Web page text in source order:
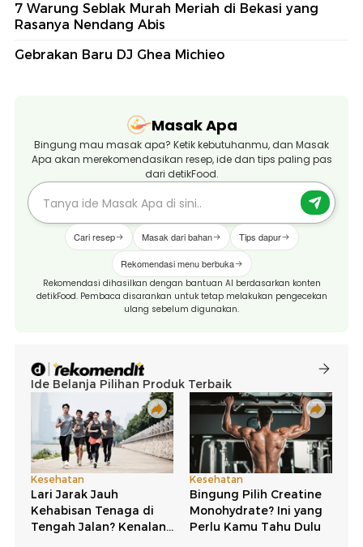
7 Warung Seblak Murah Meriah di Bekasi yang
Rasanya Nendang Abis
Gebrakan Baru DJ Ghea Michieo
Masak Apa
Bingung mau masak apa? Ketik kebutuhanmu, dan Masak
Apa akan merekomendasikan resep, ide dan tips paling pas
dari detikFood.
Cari resep Masak dari bahan Tips dapur
Rekomendasi menu berbuka
Rekomendasi dihasilkan dengan bantuan AI berdasarkan konten
detikFood. Pembaca disarankan untuk tetap melakukan pengecekan
ulang sebelum digunakan.